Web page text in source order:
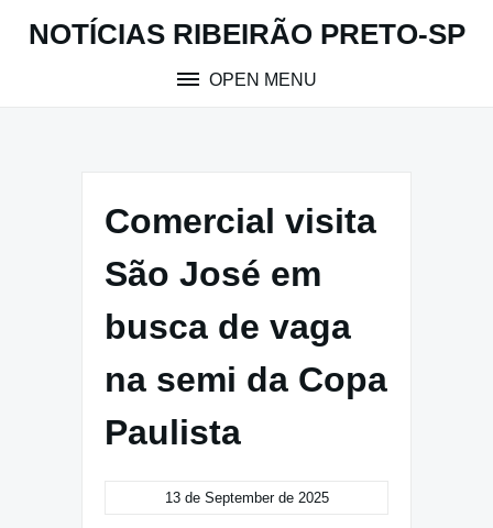
NOTÍCIAS RIBEIRÃO PRETO-SP
OPEN MENU
Comercial visita
São José em
busca de vaga
na semi da Copa
Paulista
13 de September de 2025